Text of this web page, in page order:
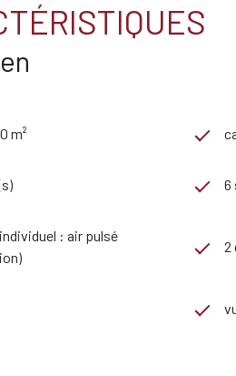
m²
6
: air pulsé
2